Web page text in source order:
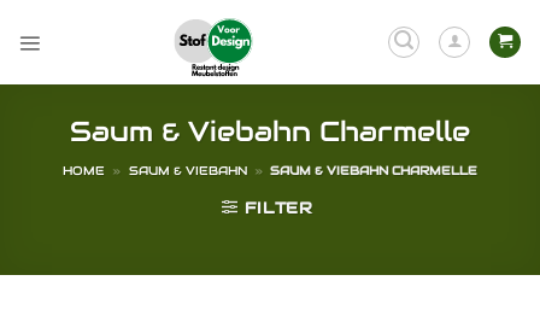
naar
Saum & Viebahn Charmelle
HOME » SAUM & VIEBAHN » SAUM & VIEBAHN CHARMELLE
FILTER